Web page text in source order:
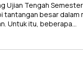
Ujian Tengah
tantangan besar dalam
Untuk itu, beberapa…